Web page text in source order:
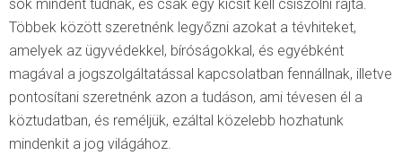
sok mindent tudnak, és csak egy kicsit kell csiszolni rajta.
Többek között szeretnénk legyőzni azokat a tévhiteket,
amelyek az ügyvédekkel, bíróságokkal, és egyébként
magával a jogszolgáltatással kapcsolatban fennállnak, illetve
pontosítani szeretnénk azon a tudáson, ami tévesen él a
köztudatban, és reméljük, ezáltal közelebb hozhatunk
mindenkit a jog világához.